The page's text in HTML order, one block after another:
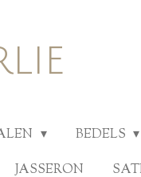
BEDELS
JASSERON